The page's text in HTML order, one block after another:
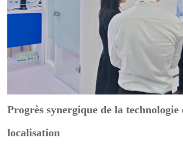
Progrès synergique de la technologie
localisation